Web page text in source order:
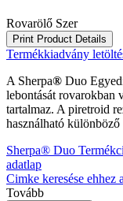
Rovarölő Szer
Print Product Details
Termékkiadvány
A Sherpa® Duo
lebontását rovarokban
tartalmaz. A piretroid
használható
Sherpa® Duo
adatlap
Cimke keresése ehhez
Tovább